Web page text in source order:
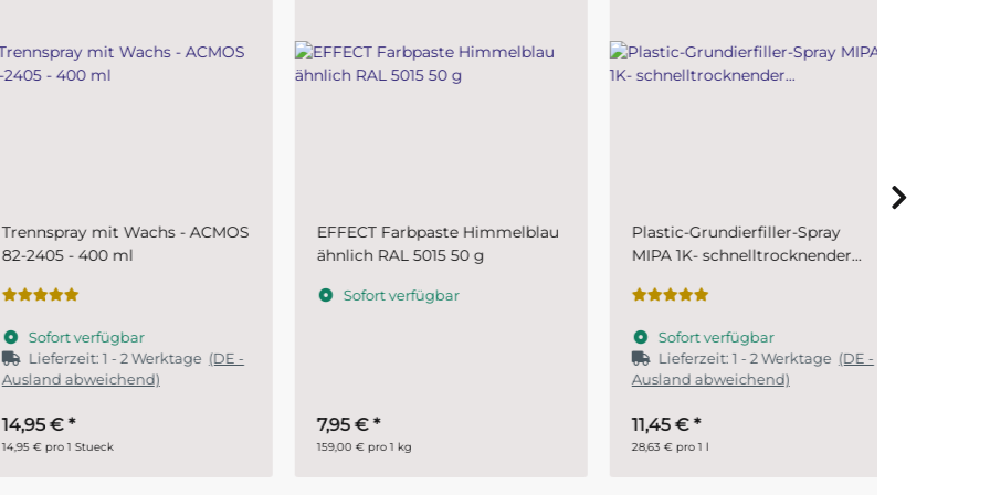
mit Wachs - ACMOS
- 400 ml
Sofort verfügbar
Lieferzeit:1 - 2 Werktage(DE -
abweichend)
€*
€ pro 1 Stueck
EFFECT Farbpaste Himmelblau
ähnlich RAL 5015 50 g
Sofort verfügbar
7,95 €*
159,00 € pro 1 kg
Plastic-Grundierfiller-Spray
MIPA 1K- schnelltrocknender
Fahrzeugbereich
Sofort verfügbar
Lieferzeit:1 - 2 Werktage(DE -
Ausland abweichend)
11,45 €*
28,63 € pro 1 l